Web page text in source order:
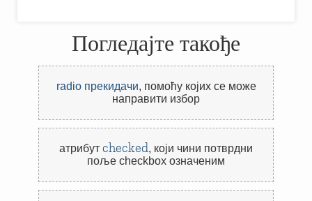
Погледајте такође
radio прекидачи, помоћу којих се може
направити избор
атрибут checked, који чини потврдни
поље checkbox означеним